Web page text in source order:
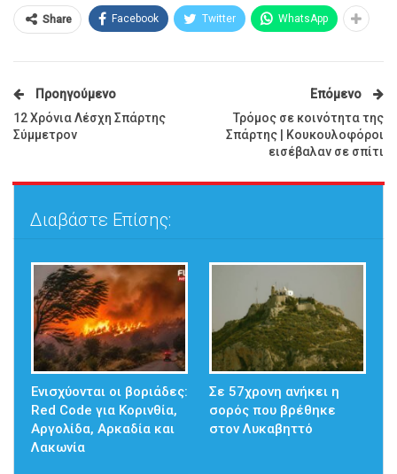
Share Facebook Twitter WhatsApp
Προηγούμενο
12 Χρόνια Λέσχη Σπάρτης
Σύμμετρον
Επόμενο
Τρόμος σε κοινότητα της
Σπάρτης | Κουκουλοφόροι
εισέβαλαν σε σπίτι
Διαβάστε Επίσης:
Ενισχύονται οι βοριάδες:
Red Code για Κορινθία,
Αργολίδα, Αρκαδία και
Λακωνία
Σε 57χρονη ανήκει η
σορός που βρέθηκε
στον Λυκαβηττό